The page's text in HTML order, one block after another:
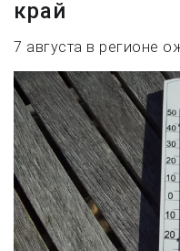
край
7 августа в регионе